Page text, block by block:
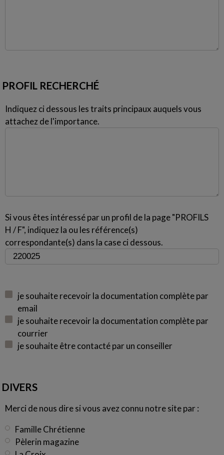
PROFIL RECHERCHÉ
Indiquez ci dessous les traits principaux auquels vous
attachez de l'importance.
Si vous êtes intéressé par un profil de la page "PROFILS
H / F", indiquez la ou les référence(s)
correspondante(s) dans la case ci dessous.
je souhaite recevoir la documentation complète par
email
je souhaite recevoir la documentation complète par
courrier
je souhaite être contacté par un conseiller
DIVERS
Merci de nous dire si vous avez connu notre site par :
Famille Chrétienne
Pèlerin magazine